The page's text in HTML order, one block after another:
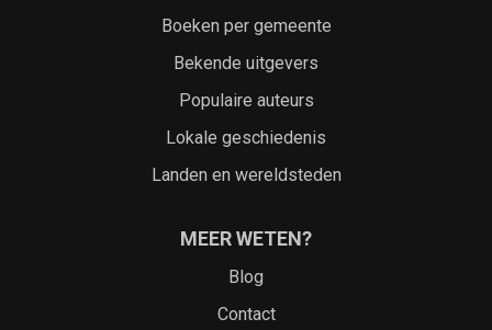
Boeken per gemeente
Bekende uitgevers
Populaire auteurs
Lokale geschiedenis
Landen en wereldsteden
MEER WETEN?
Blog
Contact